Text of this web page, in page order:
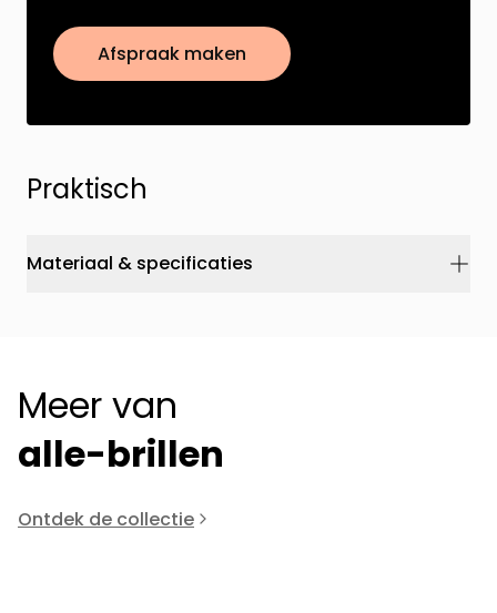
Afspraak maken
Praktisch
Materiaal & specificaties
Meer van
alle-brillen
Ontdek de collectie